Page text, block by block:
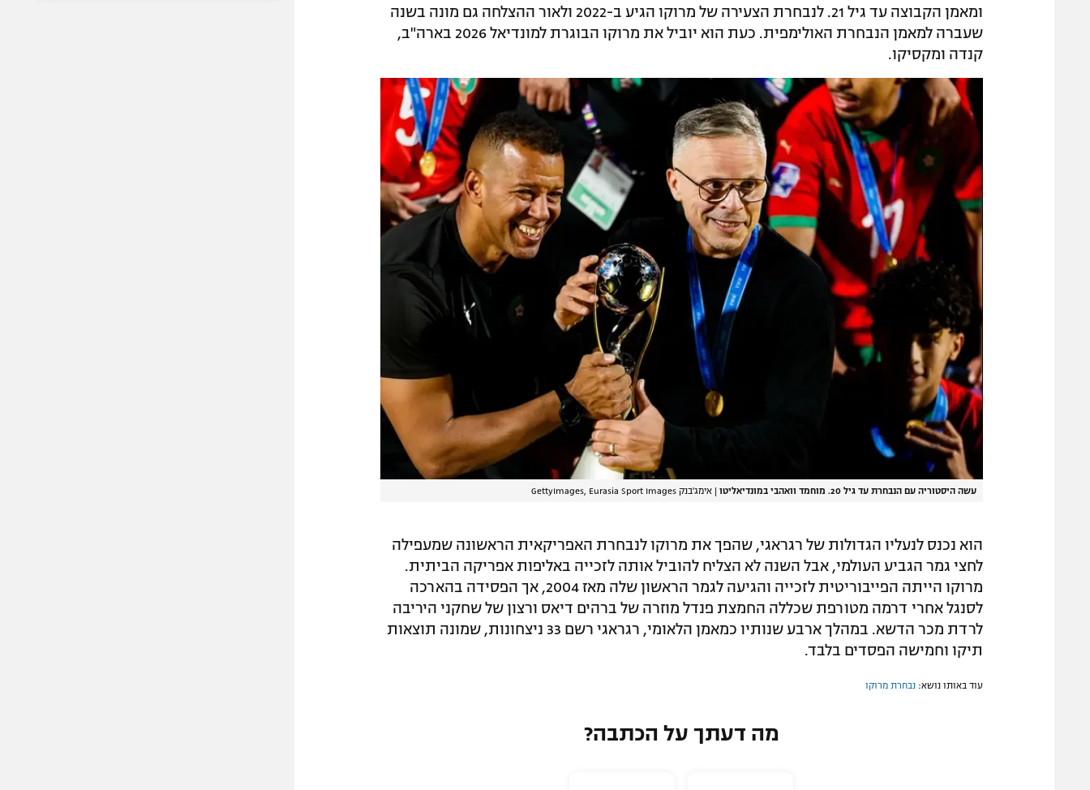
ומאמן הקבוצה עד גיל 21. לנבחרת הצעירה של מרוקו הגיע ב-2022 ולאור ההצלחה גם מונה בשנה
שעברה למאמן הנבחרת האולימפית. כעת הוא יוביל את מרוקו הבוגרת למונדיאל 2026 בארה"ב,
קנדה ומקסיקו.
עשה היסטוריה עם הנבחרת עד גיל 20. מוחמד וואהבי במונדיאליטו | אימג'בנק GettyImages, Eurasia Sport Images
הוא נכנס לנעליו הגדולות של רגראגי, שהפך את מרוקו לנבחרת האפריקאית הראשונה שמעפילה
לחצי גמר הגביע העולמי, אבל השנה לא הצליח להוביל אותה לזכייה באליפות אפריקה הביתית.
מרוקו הייתה הפייבוריטית לזכייה והגיעה לגמר הראשון שלה מאז 2004, אך הפסידה בהארכה
לסנגל אחרי דרמה מטורפת שכללה החמצת פנדל מוזרה של ברהים דיאס ורצון של שחקני היריבה
לרדת מכר הדשא. במהלך ארבע שנותיו כמאמן הלאומי, רגראגי רשם 33 ניצחונות, שמונה תוצאות
תיקו וחמישה הפסדים בלבד.
עוד באותו נושא: נבחרת מרוקו
מה דעתך על הכתבה?